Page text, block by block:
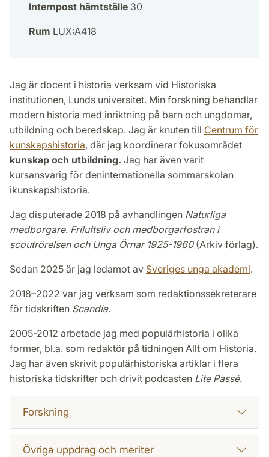
Internpost hämtställe 30
Rum LUX:A418
Jag är docent i historia verksam vid Historiska
institutionen, Lunds universitet. Min forskning behandlar
modern historia med inriktning på barn och ungdomar,
utbildning och beredskap. Jag är knuten till Centrum för
kunskapshistoria, där jag koordinerar fokusområdet
kunskap och utbildning. Jag har även varit
kursansvarig för deninternationella sommarskolan
ikunskapshistoria.
Jag disputerade 2018 på avhandlingen Naturliga
medborgare. Friluftsliv och medborgarfostran i
scoutrörelsen och Unga Örnar 1925-1960(Arkiv förlag).
Sedan 2025 är jag ledamot av Sveriges unga akademi.
2018–2022 var jag verksam som redaktionssekreterare
för tidskriften Scandia.
2005-2012 arbetade jag med populärhistoria i olika
former, bl.a. som redaktör på tidningen Allt om Historia.
Jag har även skrivit populärhistoriska artiklar i flera
historiska tidskrifter och drivit podcasten Lite Passé.
Forskning
Övriga uppdrag och meriter